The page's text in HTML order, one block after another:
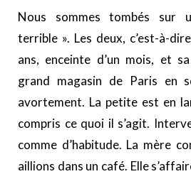
Nous sommes tombés sur
terrible ». Les deux, c’est-à-dire
ans, enceinte d’un mois, et
grand magasin de Paris en
avortement. La petite est en
compris ce quoi il s’agit.
comme d’habitude. La mère
aillions dans un café. Elle